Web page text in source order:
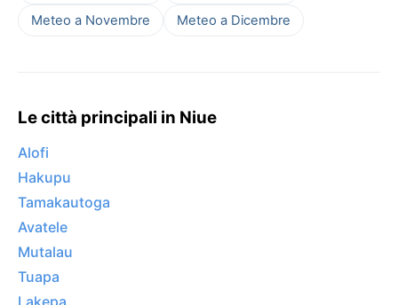
Meteo a Novembre Meteo a Dicembre
Le città principali in Niue
Alofi
Hakupu
Tamakautoga
Avatele
Mutalau
Tuapa